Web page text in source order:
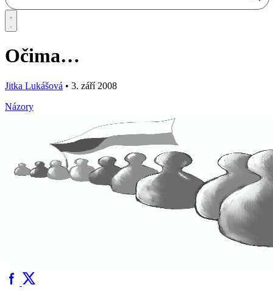
Očima…
Jitka Lukášová • 3. září 2008
Názory